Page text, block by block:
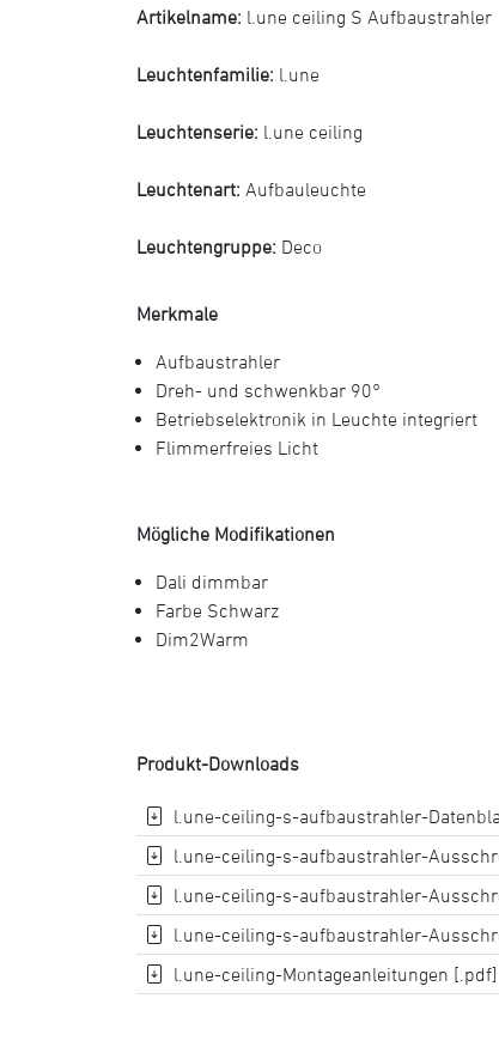
Artikelname: l.une ceiling S Aufbaustrahler
Leuchtenfamilie: l.une
Leuchtenserie: l.une ceiling
Leuchtenart: Aufbauleuchte
Leuchtengruppe: Deco
Merkmale
Aufbaustrahler
Dreh- und schwenkbar 90°
Betriebselektronik in Leuchte integriert
Flimmerfreies Licht
Mögliche Modifikationen
Dali dimmbar
Farbe Schwarz
Dim2Warm
Produkt-Downloads
l.une-ceiling-s-aufbaustrahler-
l.une-ceiling-s-aufbaustrahler-
l.une-ceiling-s-aufbaustrahler-
l.une-ceiling-s-aufbaustrahler-
l.une-ceiling-Montageanleitungen [.pdf]